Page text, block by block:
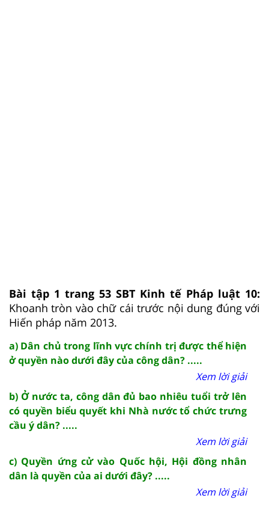
Bài tập 1 trang 53 SBT Kinh tế Pháp luật 10:
Khoanh tròn vào chữ cái trước nội dung đúng với
Hiến pháp năm 2013.
a) Dân chủ trong lĩnh vực chính trị được thể hiện
ở quyền nào dưới đây của công dân? .....
Xem lời giải
b) Ở nước ta, công dân đủ bao nhiêu tuổi trở lên
có quyền biểu quyết khi Nhà nước tổ chức trưng
cầu ý dân? .....
Xem lời giải
c) Quyền ứng cử vào Quốc hội, Hội đồng nhân
dân là quyền của ai dưới đây? .....
Xem lời giải